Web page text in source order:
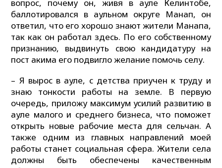
вопрос, почему он, живя в ауле Келинтобе,
баллотировался в аульном округе Манап, он
ответил, что его хорошо знают жители Манапа,
так как он работал здесь. По его собственному
признанию, выдвинуть свою кандидатуру на
пост акима его подвигло желание помочь селу.
– Я вырос в ауле, с детства приучен к труду и
знаю тонкости работы на земле. В первую
очередь, приложу максимум усилий развитию в
ауле малого и среднего бизнеса, что поможет
открыть новые рабочие места для сельчан. А
также одним из главных направлений моей
работы станет социальная сфера. Жители села
должны быть обеспечены качественным